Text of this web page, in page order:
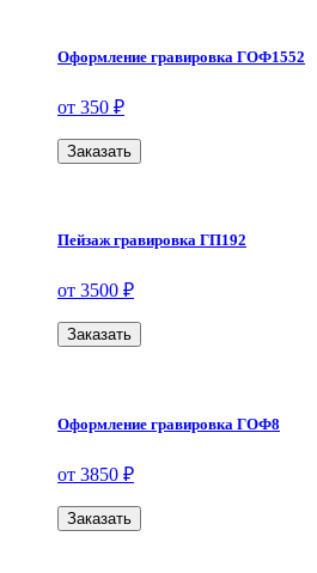
Оформление гравировка ГОФ1552
от 350 ₽
Заказать
Пейзаж гравировка ГП192
от 3500 ₽
Заказать
Оформление гравировка ГОФ8
от 3850 ₽
Заказать